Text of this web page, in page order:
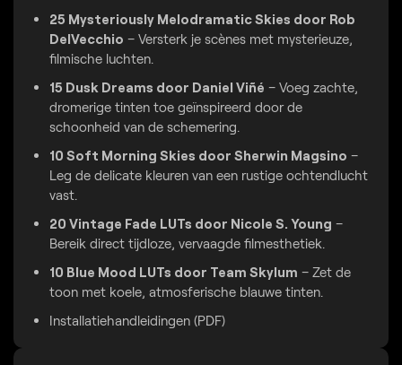
25 Mysteriously Melodramatic Skies door Rob
DelVecchio – Versterk je scènes met mysterieuze,
filmische luchten.
15 Dusk Dreams door Daniel Viñé – Voeg zachte,
dromerige tinten toe geïnspireerd door de
schoonheid van de schemering.
10 Soft Morning Skies door Sherwin Magsino –
Leg de delicate kleuren van een rustige ochtendlucht
vast.
20 Vintage Fade LUTs door Nicole S. Young –
Bereik direct tijdloze, vervaagde filmesthetiek.
10 Blue Mood LUTs door Team Skylum – Zet de
toon met koele, atmosferische blauwe tinten.
Installatiehandleidingen (PDF)